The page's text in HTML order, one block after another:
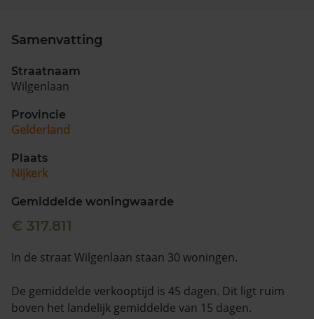
Samenvatting
Straatnaam
Wilgenlaan
Provincie
Gelderland
Plaats
Nijkerk
Gemiddelde woningwaarde
€ 317.811
In de straat Wilgenlaan staan 30 woningen.
De gemiddelde verkooptijd is 45 dagen. Dit ligt ruim
boven het landelijk gemiddelde van 15 dagen.